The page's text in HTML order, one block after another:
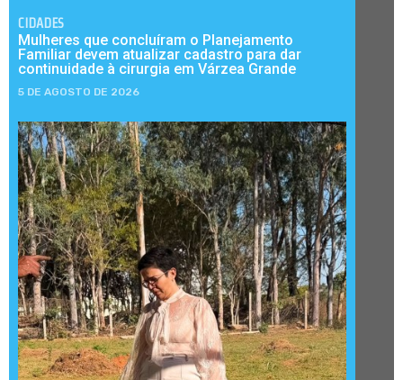
CIDADES
Mulheres que concluíram o Planejamento
Familiar devem atualizar cadastro para dar
continuidade à cirurgia em Várzea Grande
5 DE AGOSTO DE 2026